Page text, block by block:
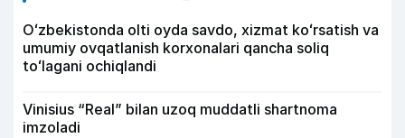
Oʻzbekistonda olti oyda savdo, xizmat koʻrsatish va
umumiy ovqatlanish korxonalari qancha soliq
toʻlagani ochiqlandi
Vinisius “Real” bilan uzoq muddatli shartnoma
imzoladi